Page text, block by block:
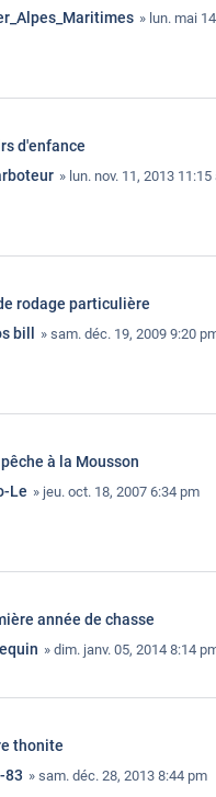
» lun. mai
d'enfance
» lun. nov. 11, 2013 11:15
rodage particulière
bill » sam. déc. 19, 2009 9:20
à la Mousson
Le » jeu. oct. 18, 2007 6:34 pm
année de chasse
» dim. janv. 05, 2014 8:14
thonite
83 » sam. déc. 28, 2013 8:44 pm